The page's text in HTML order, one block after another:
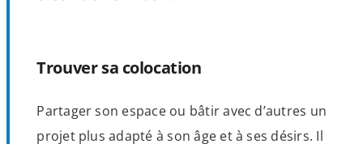
Trouver sa colocation
Partager son espace ou bâtir avec d’autres un
projet plus adapté à son âge et à ses désirs. Il